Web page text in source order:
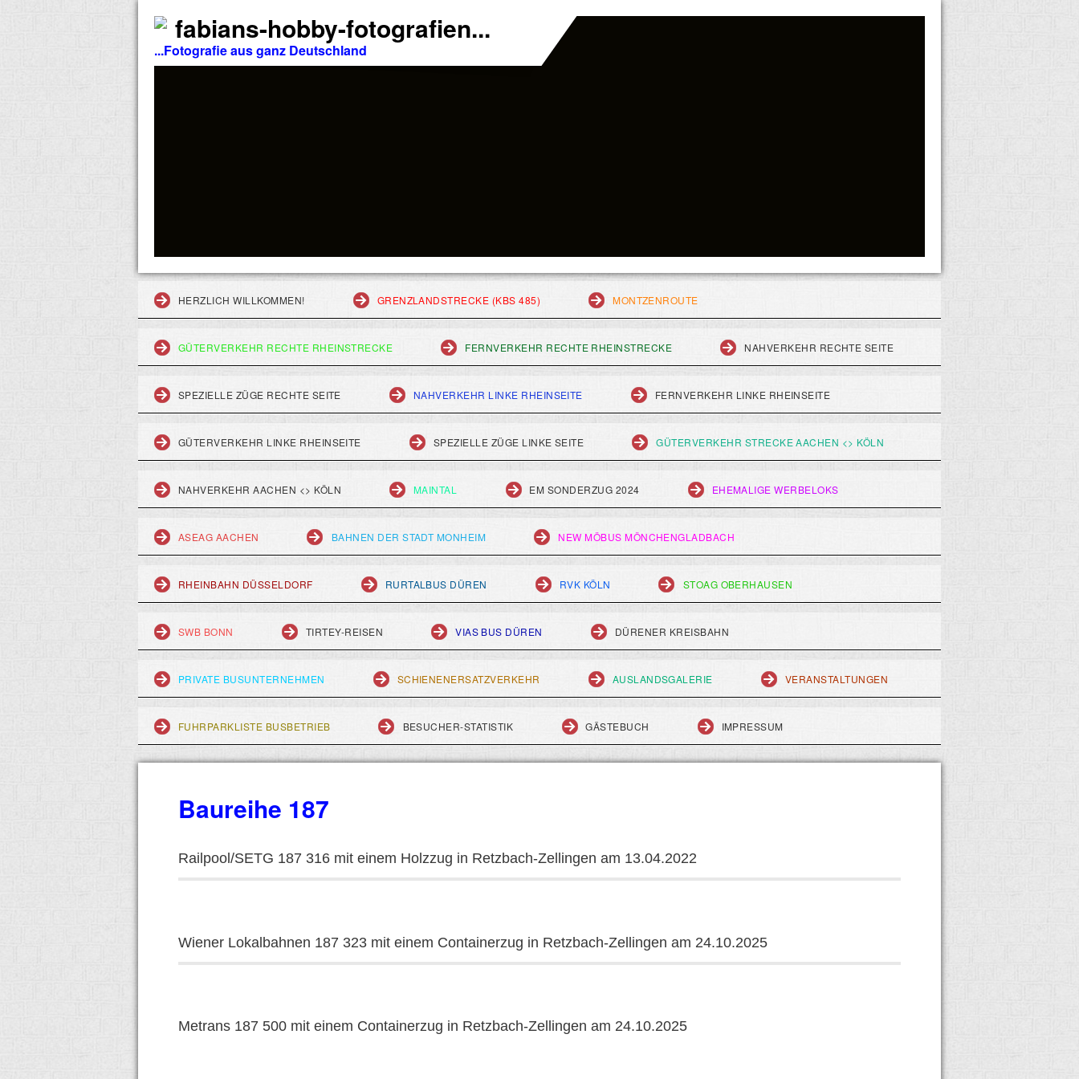
fabians-hobby-fotografien...
...Fotografie aus ganz Deutschland
HERZLICH WILLKOMMEN! GRENZLANDSTRECKE (KBS 485) MONTZENROUTE
GÜTERVERKEHR RECHTE RHEINSTRECKE FERNVERKEHR RECHTE RHEINSTRECKE NAHVERKEHR RECHTE SEITE
SPEZIELLE ZÜGE RECHTE SEITE NAHVERKEHR LINKE RHEINSEITE FERNVERKEHR LINKE RHEINSEITE
GÜTERVERKEHR LINKE RHEINSEITE SPEZIELLE ZÜGE LINKE SEITE GÜTERVERKEHR STRECKE AACHEN <> KÖLN
NAHVERKEHR AACHEN <> KÖLN MAINTAL EM SONDERZUG 2024 EHEMALIGE WERBELOKS
ASEAG AACHEN BAHNEN DER STADT MONHEIM NEW MÖBUS MÖNCHENGLADBACH
RHEINBAHN DÜSSELDORF RURTALBUS DÜREN RVK KÖLN STOAG OBERHAUSEN
SWB BONN TIRTEY-REISEN VIAS BUS DÜREN DÜRENER KREISBAHN
PRIVATE BUSUNTERNEHMEN SCHIENENERSATZVERKEHR AUSLANDSGALERIE VERANSTALTUNGEN
FUHRPARKLISTE BUSBETRIEB BESUCHER-STATISTIK GÄSTEBUCH IMPRESSUM
Baureihe 187
Railpool/SETG 187 316 mit einem Holzzug in Retzbach-Zellingen am 13.04.2022
Wiener Lokalbahnen 187 323 mit einem Containerzug in Retzbach-Zellingen am 24.10.2025
Metrans 187 500 mit einem Containerzug in Retzbach-Zellingen am 24.10.2025